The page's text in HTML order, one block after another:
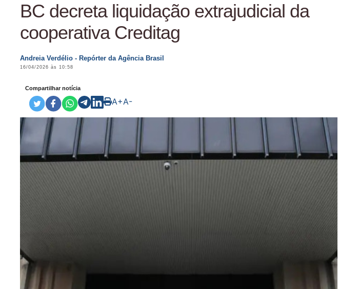
BC decreta liquidação extrajudicial da
cooperativa Creditag
Andreia Verdélio - Repórter da Agência Brasil
16/04/2026 às 10:58
Compartilhar notícia
A+A-